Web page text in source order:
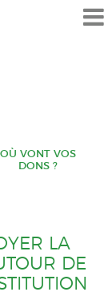
SERVICES
OÙ VONT VOS
DONS ?
LA
DE